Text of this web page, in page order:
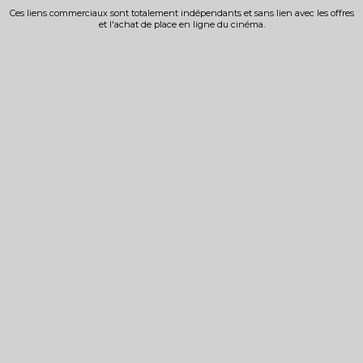
Ces liens commerciaux sont totalement indépendants et sans lien avec les offres
et l'achat de place en ligne du cinéma.